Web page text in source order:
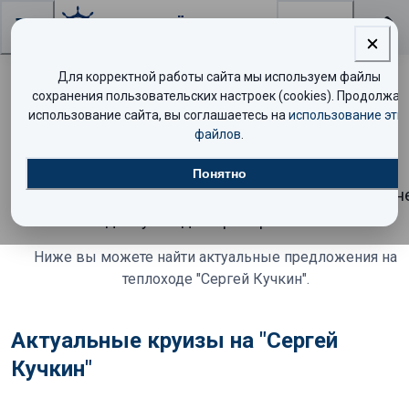
Круиз на теплоходе "Сергей
Кучкин" завершён
К сожалению, этот круиз уже завершён и больше
Ниже вы можете найти актуальные предложения на
теплоходе "Сергей Кучкин".
Актуальные круизы на "Сергей
Кучкин"
Для корректной работы сайта мы используем файлы
сохранения пользовательских настроек (cookies). Продолжая
использование сайта, вы соглашаетесь на использование
файлов
Понятно